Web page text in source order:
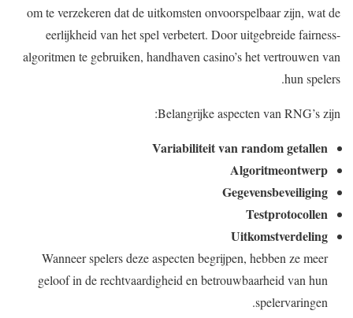
om te verzekeren dat de uitkomsten onvoorspelbaar zijn, wat de
eerlijkheid van het spel verbetert. Door uitgebreide fairness-
algoritmen te gebruiken, handhaven casino’s het vertrouwen van
hun spelers.
Belangrijke aspecten van RNG’s zijn:
Variabiliteit van random getallen
Algoritmeontwerp
Gegevensbeveiliging
Testprotocollen
Uitkomstverdeling
Wanneer spelers deze aspecten begrijpen, hebben ze meer
geloof in de rechtvaardigheid en betrouwbaarheid van hun
spelervaringen.